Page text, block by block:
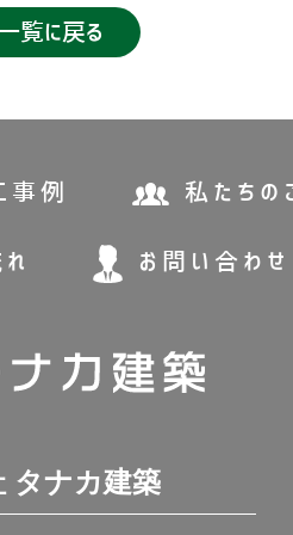
覧に戻る
事例 私たちの
お問い合わせ
タナカ建築